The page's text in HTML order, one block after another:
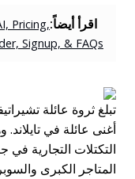
اقرأ أيضاً:Pricing,
Signup, & FAQs
أغنى عائلة في
التكتلات التجارية
المتاجر الكبرى